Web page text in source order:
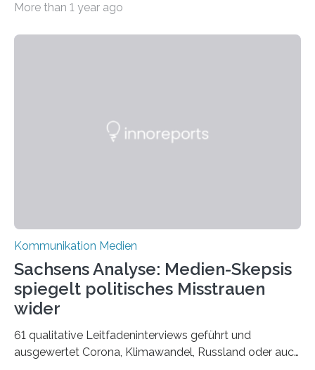
„Spiegel ohne Glas“ zahlreiche sehr verschiedene
hat am Fachbereich Gestaltung der Hochschule
More than 1 year ago
Kommunikation Medien
Sachsens Analyse: Medien-Skepsis
spiegelt politisches Misstrauen
wider
61 qualitative Leitfadeninterviews geführt und
ausgewertet Corona, Klimawandel, Russland oder auch